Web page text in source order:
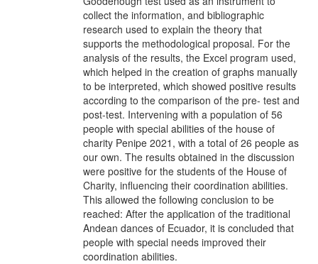
collect the information, and bibliographic
research used to explain the theory that
supports the methodological proposal. For the
analysis of the results, the Excel program used,
which helped in the creation of graphs manually
to be interpreted, which showed positive results
according to the comparison of the pre- test and
post-test. Intervening with a population of 56
people with special abilities of the house of
charity Penipe 2021, with a total of 26 people as
our own. The results obtained in the discussion
were positive for the students of the House of
Charity, influencing their coordination abilities.
This allowed the following conclusion to be
reached: After the application of the traditional
Andean dances of Ecuador, it is concluded that
people with special needs improved their
coordination abilities.